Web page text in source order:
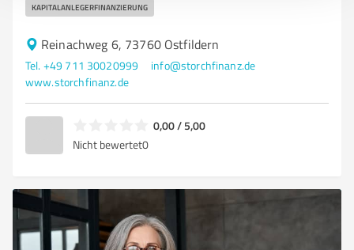
KAPITALANLEGERFINANZIERUNG
Reinachweg 6, 73760 Ostfildern
Tel. +49 711 30020999
info@storchfinanz.de
www.storchfinanz.de
0,00 / 5,00
Nicht bewertet0